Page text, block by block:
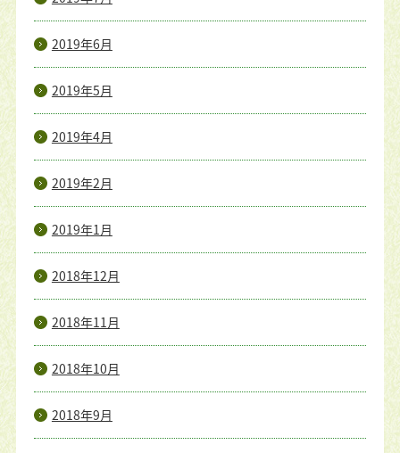
2019年6月
2019年5月
2019年4月
2019年2月
2019年1月
2018年12月
2018年11月
2018年10月
2018年9月